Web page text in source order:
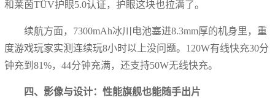
和莱茵TÜV护眼5.0认证，护眼这块也拉满了。
续航方面，7300mAh冰川电池塞进8.3mm厚的机身里，重
度游戏玩家实测连续玩8小时以上没问题。120W有线快充30分
钟充到81%，44分钟充满，还支持50W无线快充。
四、影像与设计：性能旗舰也能随手出片